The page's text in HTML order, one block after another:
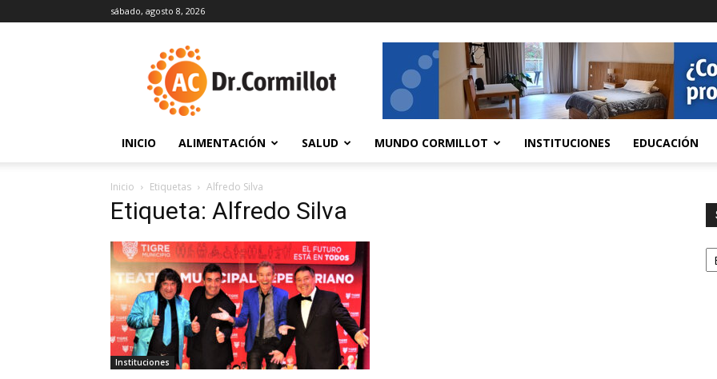
sábado, agosto 8, 2026
INICIO ALIMENTACIÓN SALUD MUNDO CORMILLOT INSTITUCIONES EDUCACIÓN
Inicio Etiquetas Alfredo Silva
Etiqueta: Alfredo Silva
Instituciones